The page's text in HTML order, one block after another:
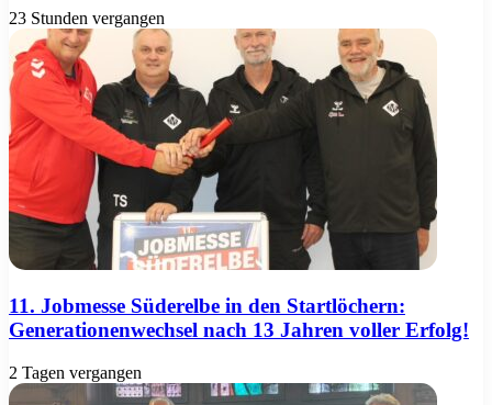
23 Stunden vergangen
11. Jobmesse Süderelbe in den Startlöchern:
Generationenwechsel nach 13 Jahren voller Erfolg!
2 Tagen vergangen